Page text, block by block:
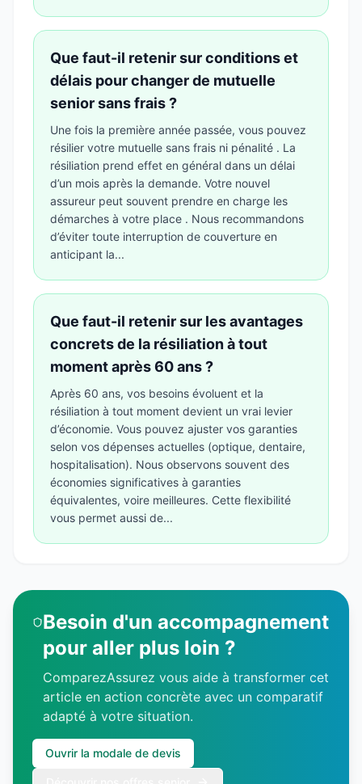
Que faut-il retenir sur conditions et
délais pour changer de mutuelle
senior sans frais ?
Une fois la première année passée, vous pouvez
résilier votre mutuelle sans frais ni pénalité . La
résiliation prend effet en général dans un délai
d’un mois après la demande. Votre nouvel
assureur peut souvent prendre en charge les
démarches à votre place . Nous recommandons
d’éviter toute interruption de couverture en
anticipant la...
Que faut-il retenir sur les avantages
concrets de la résiliation à tout
moment après 60 ans ?
Après 60 ans, vos besoins évoluent et la
résiliation à tout moment devient un vrai levier
d’économie. Vous pouvez ajuster vos garanties
selon vos dépenses actuelles (optique, dentaire,
hospitalisation). Nous observons souvent des
économies significatives à garanties
équivalentes, voire meilleures. Cette flexibilité
vous permet aussi de...
Besoin d'un accompagnement
pour aller plus loin ?
ComparezAssurez vous aide à transformer cet
article en action concrète avec un comparatif
adapté à votre situation.
Ouvrir la modale de devis